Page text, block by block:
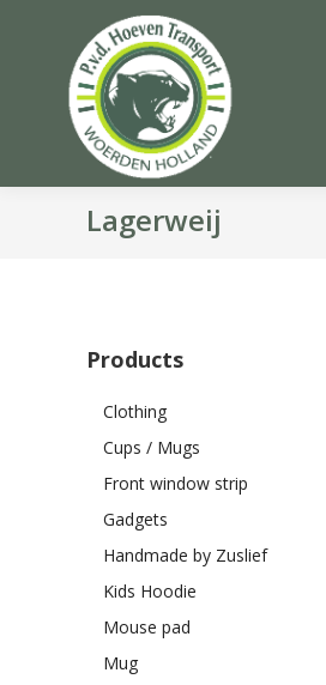
Lagerweij
Products
Clothing
Cups / Mugs
Front window strip
Gadgets
Handmade by Zuslief
Kids Hoodie
Mouse pad
Mug